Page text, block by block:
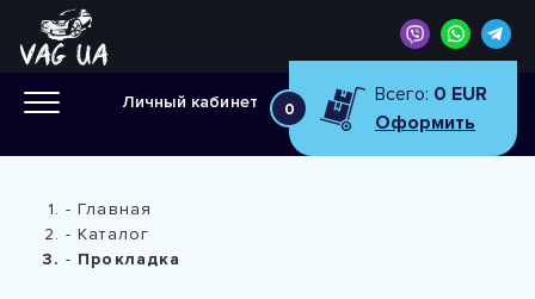
Личный кабинет 0
Всего: 0 EUR
Оформить
Главная
Каталог
Прокладка